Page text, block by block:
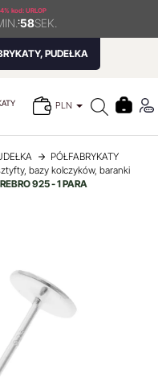
kod: URLOP
:58SEK.
PUDEŁKA
PLN
PÓŁFABRYKATY
bazy kolczyków, baranki
925 - 1 PARA